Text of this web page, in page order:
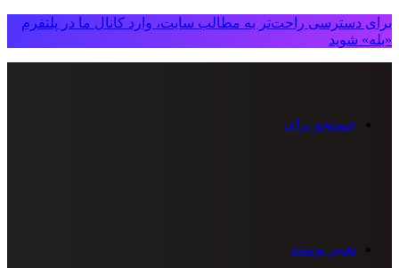
برای دسترسی راحت‌تر به مطالب سایت، وارد کانال ما در پلتفرم
«بله» شوید
جستجو برای
تغییر پوسته